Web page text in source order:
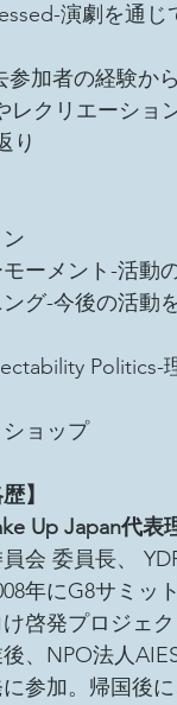
演劇を通
参加者の経験か
レクリエーシ
り
ーメント-活
グ-今後の活動
ョップ
】
Up Japan代表
会 委員長、
年にG8サミッ
啓発プロジェ
、NPO法人
参加。帰国後